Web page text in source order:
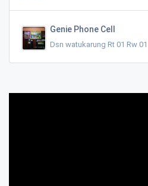
Genie Phone Cell
Dsn watukarung Rt 01 Rw 01